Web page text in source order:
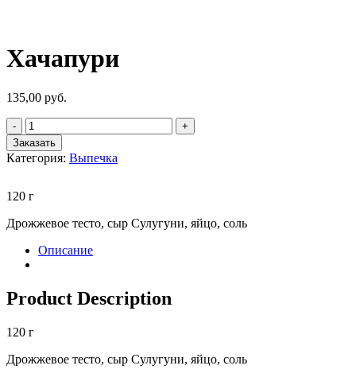
Хачапури
135,00 руб.
Заказать
Категория: Выпечка
120 г
Дрожжевое тесто, сыр Сулугуни, яйцо, соль
Описание
Product Description
120 г
Дрожжевое тесто, сыр Сулугуни, яйцо, соль